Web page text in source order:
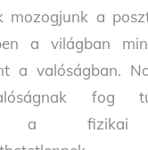
mozogjunk a
a világban
a valóságban.
fog
a fizikai